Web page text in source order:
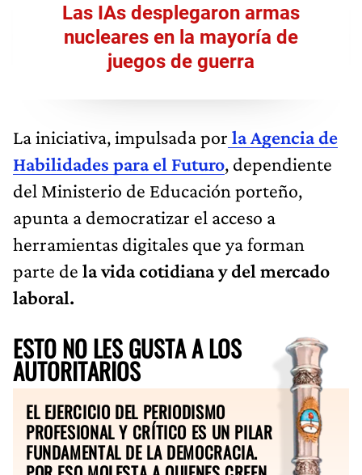
Las IAs desplegaron armas
nucleares en la mayoría de
juegos de guerra
La iniciativa, impulsada por la Agencia de
Habilidades para el Futuro, dependiente
del Ministerio de Educación porteño,
apunta a democratizar el acceso a
herramientas digitales que ya forman
parte de la vida cotidiana y del mercado
laboral.
ESTO NO LES GUSTA A LOS
AUTORITARIOS
EL EJERCICIO DEL PERIODISMO
PROFESIONAL Y CRÍTICO ES UN PILAR
FUNDAMENTAL DE LA DEMOCRACIA.